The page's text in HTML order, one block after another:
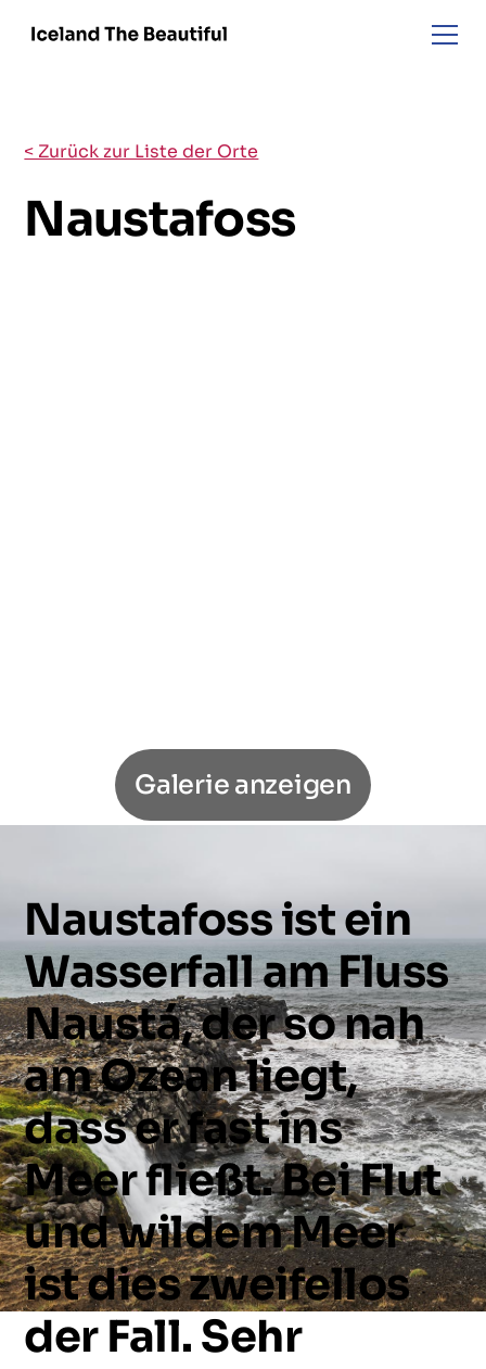
< Zurück zur Liste der Orte
Naustafoss
Galerie anzeigen
Naustafossistein
WasserfallamFluss
Naustá,dersonah
amOzeanliegt,
dasserfastins
Meerfließt.BeiFlut
undwildemMeer
istdieszweifellos
derFall.Sehr